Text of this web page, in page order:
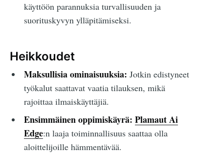
käyttöön parannuksia turvallisuuden ja
suorituskyvyn ylläpitämiseksi.
Heikkoudet
Maksullisia ominaisuuksia: Jotkin edistyneet
työkalut saattavat vaatia tilauksen, mikä
rajoittaa ilmaiskäyttäjiä.
Ensimmäinen oppimiskäyrä: Plamaut Ai
Edge:n laaja toiminnallisuus saattaa olla
aloittelijoille hämmentävää.